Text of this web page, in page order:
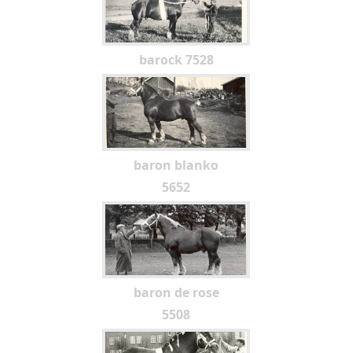
barock 7528
baron blanko
5652
baron de rose
5508